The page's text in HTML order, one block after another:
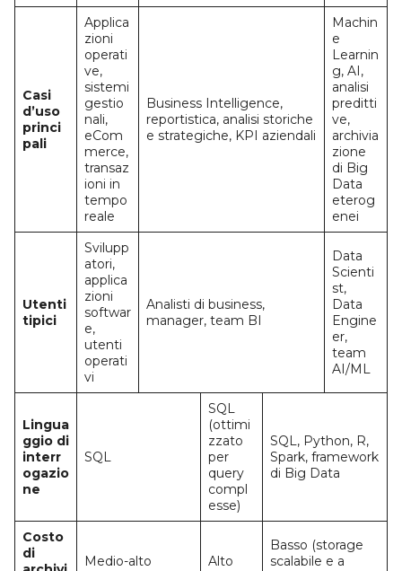
Casi
d’uso
princi
pali
Applica
zioni
operati
ve,
sistemi
gestio
nali,
eCom
merce,
transaz
ioni in
tempo
reale
Business Intelligence,
reportistica, analisi storiche
e strategiche, KPI aziendali
Machin
e
Learnin
g, AI,
analisi
preditti
ve,
archivia
zione
di Big
Data
eterog
enei
Utenti
tipici
Svilupp
atori,
applica
zioni
softwar
e,
utenti
operati
vi
Analisti di business,
manager, team BI
Data
Scienti
st,
Data
Engine
er,
team
AI/ML
Lingua
ggio di
interr
ogazio
ne
SQL
SQL
(ottimi
zzato
per
query
compl
esse)
SQL, Python, R,
Spark, framework
di Big Data
Costo
di
Medio-alto Alto
Basso (storage
scalabile e a